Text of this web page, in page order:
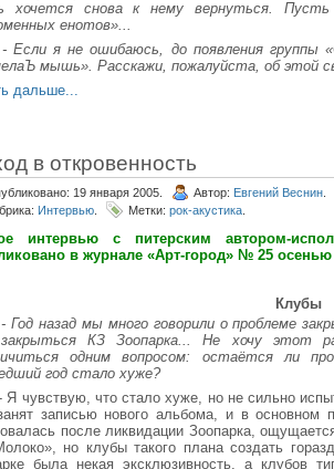
хочется снова к нему вернуться.
енотов»...
- Если я не ошибаюсь, до появления группы
мышь». Расскажи, пожалуйста, об этой
дальше...
в откровенность
19 января 2005. Автор: Евгений Веснин
Интервью Метки: рок-акустика
интервью с питерским автором-
в журнале «Арт-город» № 25 осенью
Клубы
- Год назад мы много говорили о проблеме
КЗ Зоопарка... Не хочу этот
одним вопросом: остаётся ли
год стало хуже?
Я чувствую, что стало хуже, но не сильно
записью нового альбома, и в основном
после ликвидации Зоопарка,
но клубы такого плана создать
была некая эксклюзивность, а клубов